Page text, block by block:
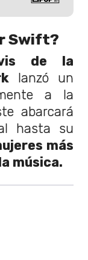
Swift?
de la
lanzó un
a la
abarcará
hasta su
más
música.